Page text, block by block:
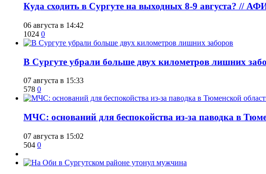
​Куда сходить в Сургуте на выходных 8-9 августа? //
06 августа в 14:42
1024 0
​В Сургуте убрали больше двух километров лишних
07 августа в 15:33
578 0
​МЧС: оснований для беспокойства из-за паводка в
07 августа в 15:02
504 0